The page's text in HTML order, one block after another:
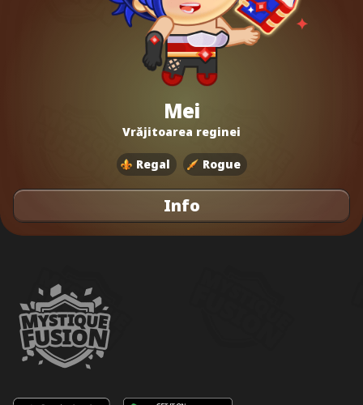
Mei
Vrăjitoarea reginei
Regal Rogue
Info